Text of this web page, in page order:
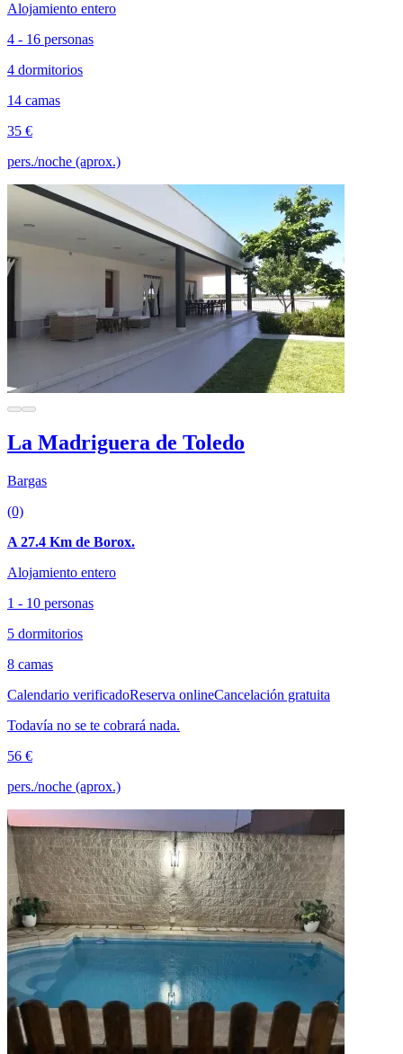
Alojamiento entero
4 - 16 personas
4 dormitorios
14 camas
35 €
pers./noche (aprox.)
La Madriguera de Toledo
Bargas
(0)
A 27.4 Km de Borox.
Alojamiento entero
1 - 10 personas
5 dormitorios
8 camas
Calendario verificadoReserva onlineCancelación gratuita
Todavía no se te cobrará nada.
56 €
pers./noche (aprox.)